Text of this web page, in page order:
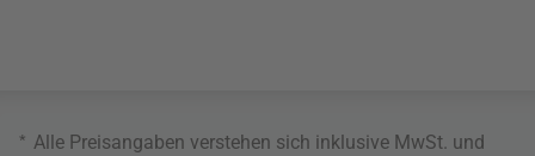
* Alle Preisangaben verstehen sich inklusive MwSt. und